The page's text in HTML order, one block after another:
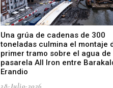
Una grúa de cadenas de 300
toneladas culmina el montaje
primer tramo sobre el agua de
pasarela All Iron entre
Erandio